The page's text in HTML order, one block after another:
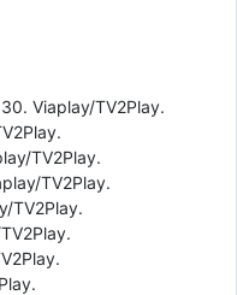
Viaplay/TV2Play.
TV2Play.
TV2Play.
TV2Play.